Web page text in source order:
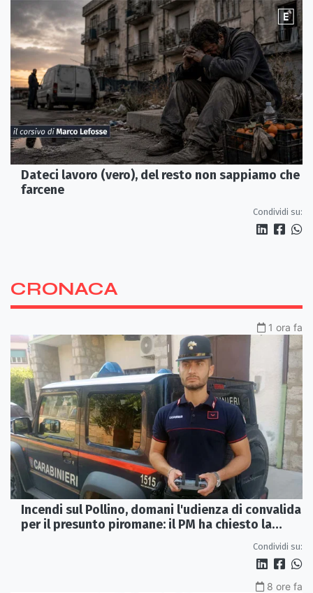
Dateci lavoro (vero), del resto non sappiamo che
farcene
Condividi su:
CRONACA
1 ora fa
Incendi sul Pollino, domani l'udienza di convalida
per il presunto piromane: il PM ha chiesto la
Condividi su:
8 ore fa